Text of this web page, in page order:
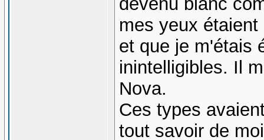
mes yeux
et que je m'étais
inintelligibles. Il
Nova.
Ces types
tout savoir de